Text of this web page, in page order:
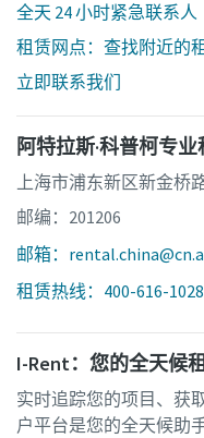
全天 24 小时紧急联系人
租赁网点：查找附近的
立即联系我们
阿特拉斯·科普柯专
上海市浦东新区新金桥
邮编：201206
邮箱：
租赁热线：400-616-1028
I-Rent：您的全天候
实时追踪您的项目、获
户平台是您的全天候助手